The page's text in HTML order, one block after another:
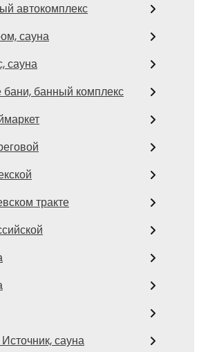
автокомплекс
сауна
сауна
банный комплекс
тракте
сауна